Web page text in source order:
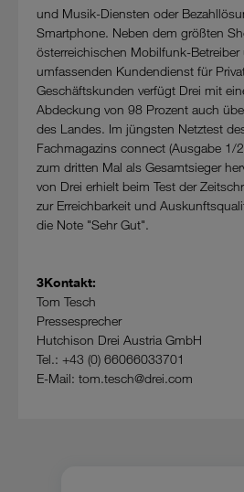
und Musik-Diensten oder
Smartphone. Neben dem größten
österreichischen Mobilfunk-Betreiber
umfassenden Kundendienst für
Geschäftskunden verfügt Drei mit
Abdeckung von 98 Prozent auch
des Landes. Im jüngsten Netztest
Fachmagazins connect (Ausgabe 1/
zum dritten Mal als Gesamtsieger
von Drei erhielt beim Test der
zur Erreichbarkeit und
die Note "Sehr Gut".
3Kontakt:
Tom Tesch
Pressesprecher
Hutchison Drei Austria GmbH
Tel.: +43 (0) 66066033701
E-Mail: tom.tesch@drei.com